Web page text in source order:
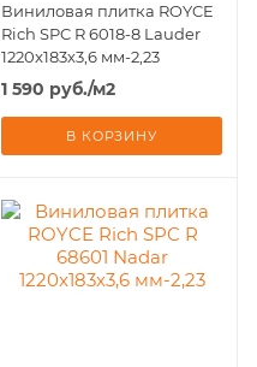
Виниловая плитка ROYCE
Rich SPC R 6018-8 Lauder
1220x183х3,6 мм-2,23
1 590 руб./м2
В КОРЗИНУ